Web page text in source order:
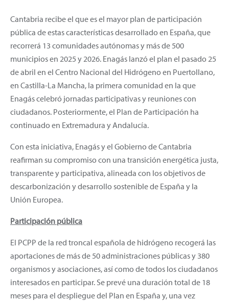
Cantabria recibe el que es el mayor plan de participación
pública de estas características desarrollado en España, que
recorrerá 13 comunidades autónomas y más de 500
municipios en 2025 y 2026. Enagás lanzó el plan el pasado 25
de abril en el Centro Nacional del Hidrógeno en Puertollano,
en Castilla-La Mancha, la primera comunidad en la que
Enagás celebró jornadas participativas y reuniones con
ciudadanos. Posteriormente, el Plan de Participación ha
continuado en Extremadura y Andalucía.
Con esta iniciativa, Enagás y el Gobierno de Cantabria
reafirman su compromiso con una transición energética justa,
transparente y participativa, alineada con los objetivos de
descarbonización y desarrollo sostenible de España y la
Unión Europea.
Participación pública
El PCPP de la red troncal española de hidrógeno recogerá las
aportaciones de más de 50 administraciones públicas y 380
organismos y asociaciones, así como de todos los ciudadanos
interesados en participar. Se prevé una duración total de 18
meses para el despliegue del Plan en España y, una vez